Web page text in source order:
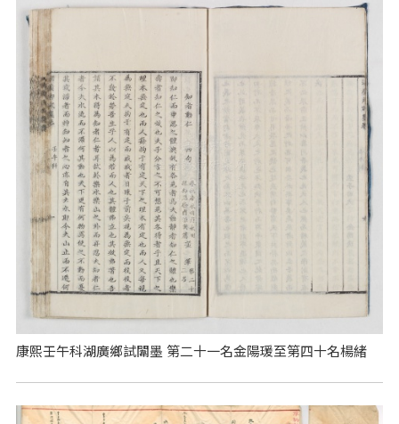
康熙壬午科湖廣鄉試闈墨 第二十一名金陽瑗至第四十名楊緒